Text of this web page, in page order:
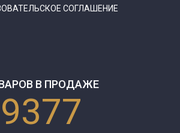
СОГЛАШЕНИЕ
В ПРОДАЖЕ
9377